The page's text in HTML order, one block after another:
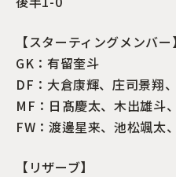
【スターティングメンバー】
GK：有留奎斗
DF：大倉康輝、庄司景翔
MF：日髙慶太、木出雄斗
FW： 渡邊星来、池松颯太
【リザーブ】